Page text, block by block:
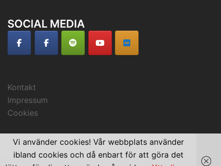
SOCIAL MEDIA
Kontakt
Impressum
Cookies
Vi använder cookies! Vår webbplats använder
ibland cookies och då enbart för att göra det